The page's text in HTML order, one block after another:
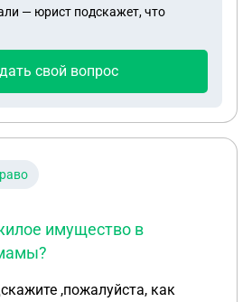
— юрист подскажет, что
свой вопрос
имущество в
,пожалуйста, как